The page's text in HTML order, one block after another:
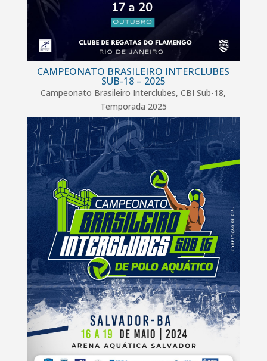
CAMPEONATO BRASILEIRO INTERCLUBES
SUB-18 – 2025
Campeonato Brasileiro Interclubes,CBI Sub-18,
Temporada 2025